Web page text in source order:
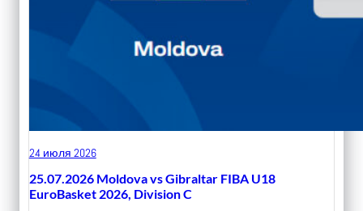
24 июля 2026
25.07.2026 Moldova vs Gibraltar FIBA U18
EuroBasket 2026, Division C